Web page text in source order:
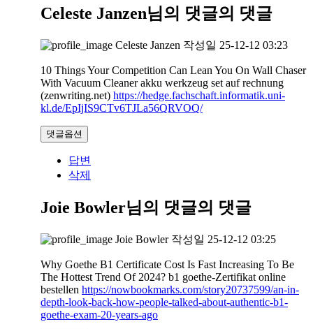
Celeste Janzen님의 댓글의 댓글
Celeste Janzen 작성일 25-12-12 03:23
10 Things Your Competition Can Lean You On Wall Chaser
With Vacuum Cleaner akku werkzeug set auf rechnung
(zenwriting.net) https://hedge.fachschaft.informatik.uni-
kl.de/EpIjIS9CTv6TJLa56QRVOQ/
댓글옵션
답변
삭제
Joie Bowler님의 댓글의 댓글
Joie Bowler 작성일 25-12-12 03:25
Why Goethe B1 Certificate Cost Is Fast Increasing To Be
The Hottest Trend Of 2024? b1 goethe-Zertifikat online
bestellen https://nowbookmarks.com/story20737599/an-in-
depth-look-back-how-people-talked-about-authentic-b1-
goethe-exam-20-years-ago